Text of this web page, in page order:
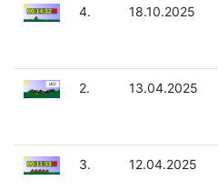
4. 18.10.2025
2. 13.04.2025
3. 12.04.2025